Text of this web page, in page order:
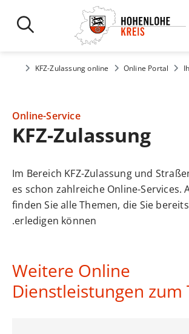
Online Portal
KFZ-Zulassung online
Online-Service
KFZ-Zulassung
Im Bereich KFZ-Zulassung und
es schon zahlreiche Online-Services.
finden Sie alle Themen, die Sie
erledigen können.
Weitere Online
Dienstleistungen zum